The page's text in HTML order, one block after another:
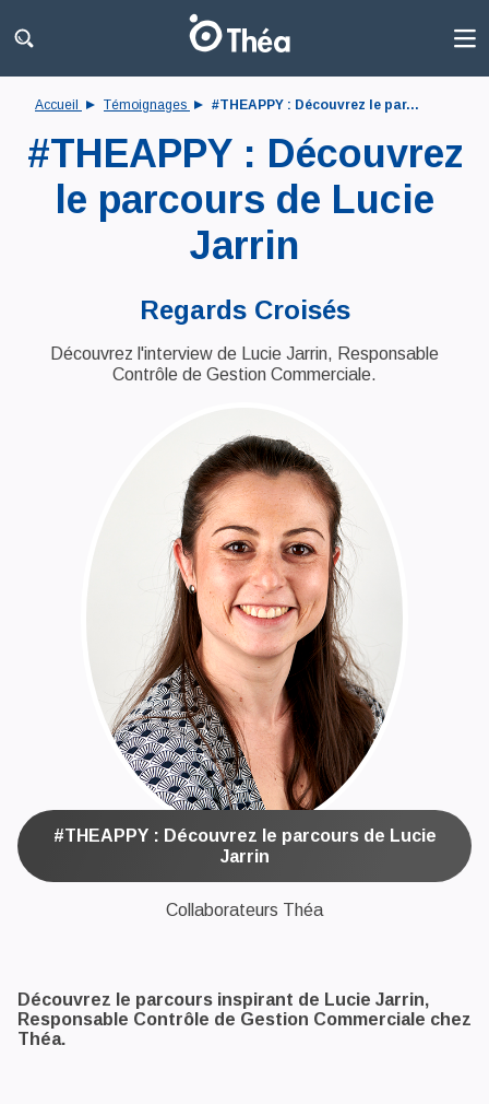
Accueil Témoignages #THEAPPY : Découvrez le par...
#THEAPPY : Découvrez
le parcours de Lucie
Jarrin
Regards Croisés
Découvrez l'interview de Lucie Jarrin, Responsable
Contrôle de Gestion Commerciale.
#THEAPPY : Découvrez le parcours de Lucie
Jarrin
Collaborateurs Théa
Découvrez le parcours inspirant de Lucie Jarrin,
Responsable Contrôle de Gestion Commerciale chez
Théa.